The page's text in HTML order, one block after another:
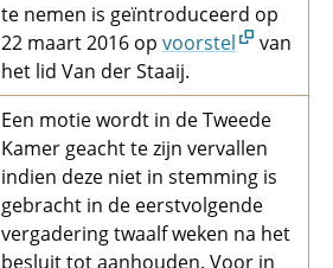
te nemen is geïntroduceerd op
22 maart 2016 op voorstel
van
het lid Van der Staaij.
Een motie wordt in de Tweede
Kamer geacht te zijn vervallen
indien deze niet in stemming is
gebracht in de eerstvolgende
vergadering twaalf weken na het
besluit tot aanhouden. Voor in